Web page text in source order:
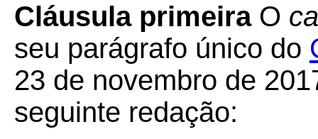
Cláusula primeira O
seu parágrafo único do
23 de novembro de
seguinte redação: